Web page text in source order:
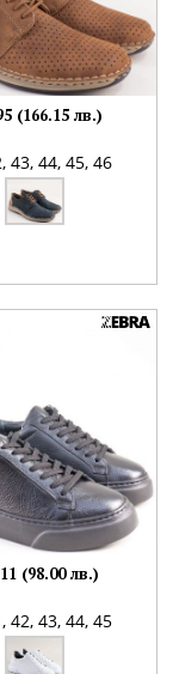
43, 44, 45, 46
(166.15 лв.)
42, 43, 44, 45
(98.00 лв.)